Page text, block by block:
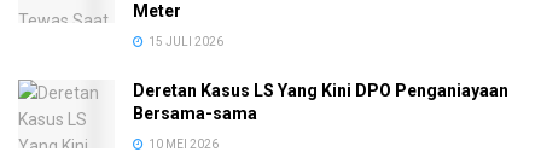
Meter
15 JULI 2026
Deretan Kasus LS Yang Kini DPO Penganiayaan
Bersama-sama
10 MEI 2026